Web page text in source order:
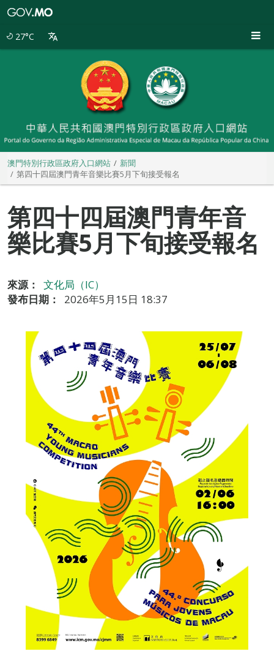
27°C
澳門特別行政區政府入口網站
新聞
第四十四屆澳門青年音樂比賽5月下旬接受報名
第四十四屆澳門青年音
樂比賽5月下旬接受報名
來源：
文化局（IC）
發布日期：
2026年5月15日 18:37